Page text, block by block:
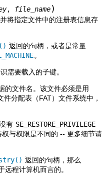
, file_name)
将指定文件中的注册表信息存
返回的句柄，或者是常量
。
需要载入的子键。
的文件名。该文件必须是用
件分配表（FAT）文件系统中，
有 SE_RESTORE_PRIVILEGE
与权限是不同的 -- 更多细节请
返回的句柄，那么
远程计算机而言的。